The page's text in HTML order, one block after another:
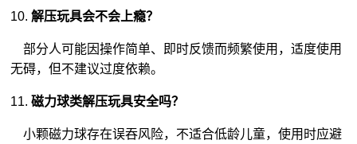
10.解压玩具会不会上瘾？
部分人可能因操作简单、即时反馈而频繁使用，适度使用
无碍，但不建议过度依赖。
11.磁力球类解压玩具安全吗？
小颗磁力球存在误吞风险，不适合低龄儿童，使用时应避